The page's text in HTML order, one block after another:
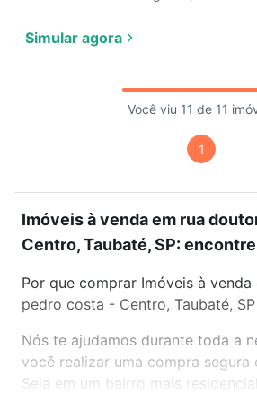
Simular agora
Você viu 11 de 11
1
Imóveis à venda em rua
Centro, Taubaté, SP:
Por que comprar Imóveis à
pedro costa - Centro, Taubaté,
Nós te ajudamos durante toda a
você realizar uma compra segura
Seja em um bairro mais